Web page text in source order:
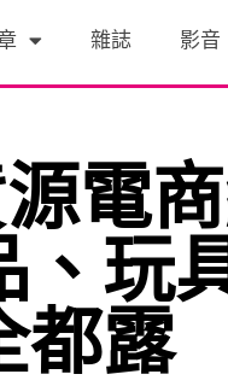
雜誌 影音
電
、玩
都露